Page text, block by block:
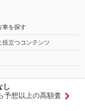
車を探す
役立つコンテンツ
し
予想以上の高額査